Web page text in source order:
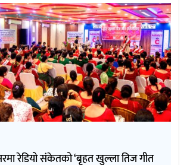
रेडियो संकेतको ‘बृहत खुल्ला तिज गीत